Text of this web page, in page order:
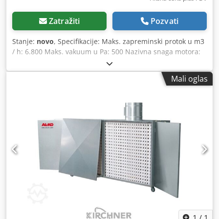
Zatražiti Pozvati
Stanje: novo, Specifikacije: Maks. zapreminski protok u m3
/ h: 6.800 Maks. vakuum u Pa: 500 Nazivna snaga motora:
0.75 / 2.1 kV ek (pogodan za ugradnju u zoni 2 prema
ATEKS-u) Površina filtera u m2: 2 Credpfx Ahovwfm Semjf
Dimenzije (Š k D k V) u mm: 2.971 k 1.405 k 1.131 Prečnik
Mali oglas